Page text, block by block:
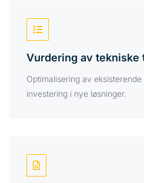

Vurdering av tekniske
Optimalisering av
investering i nye løsninger.
